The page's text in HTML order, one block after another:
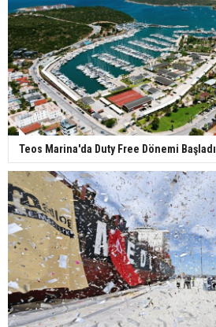
Teos Marina'da Duty Free Dönemi Başladı